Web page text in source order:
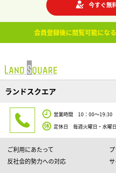
今すぐ無
会員登録後に閲覧可能になる
ランドスクエア
営業時間 10：00～19:30
定休日 毎週火曜日・水曜日
ご利用にあたって
反社会的勢力への対応